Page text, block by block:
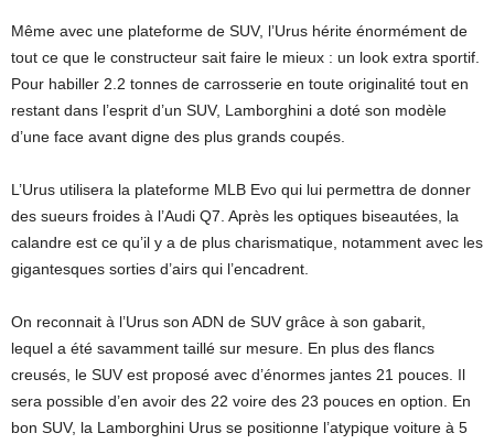
Même avec une plateforme de SUV, l’Urus hérite énormément de
tout ce que le constructeur sait faire le mieux : un look extra sportif.
Pour habiller 2.2 tonnes de carrosserie en toute originalité tout en
restant dans l’esprit d’un SUV, Lamborghini a doté son modèle
d’une face avant digne des plus grands coupés.
L’Urus utilisera la plateforme MLB Evo qui lui permettra de donner
des sueurs froides à l’Audi Q7. Après les optiques biseautées, la
calandre est ce qu’il y a de plus charismatique, notamment avec les
gigantesques sorties d’airs qui l’encadrent.
On reconnait à l’Urus son ADN de SUV grâce à son gabarit,
lequel a été savamment taillé sur mesure. En plus des flancs
creusés, le SUV est proposé avec d’énormes jantes 21 pouces. Il
sera possible d’en avoir des 22 voire des 23 pouces en option. En
bon SUV, la Lamborghini Urus se positionne l’atypique voiture à 5